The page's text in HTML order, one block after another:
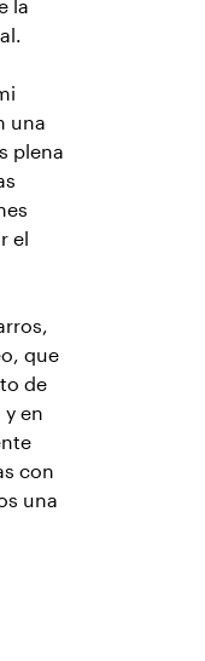
la
una
plena
el
que
de
y en
con
una